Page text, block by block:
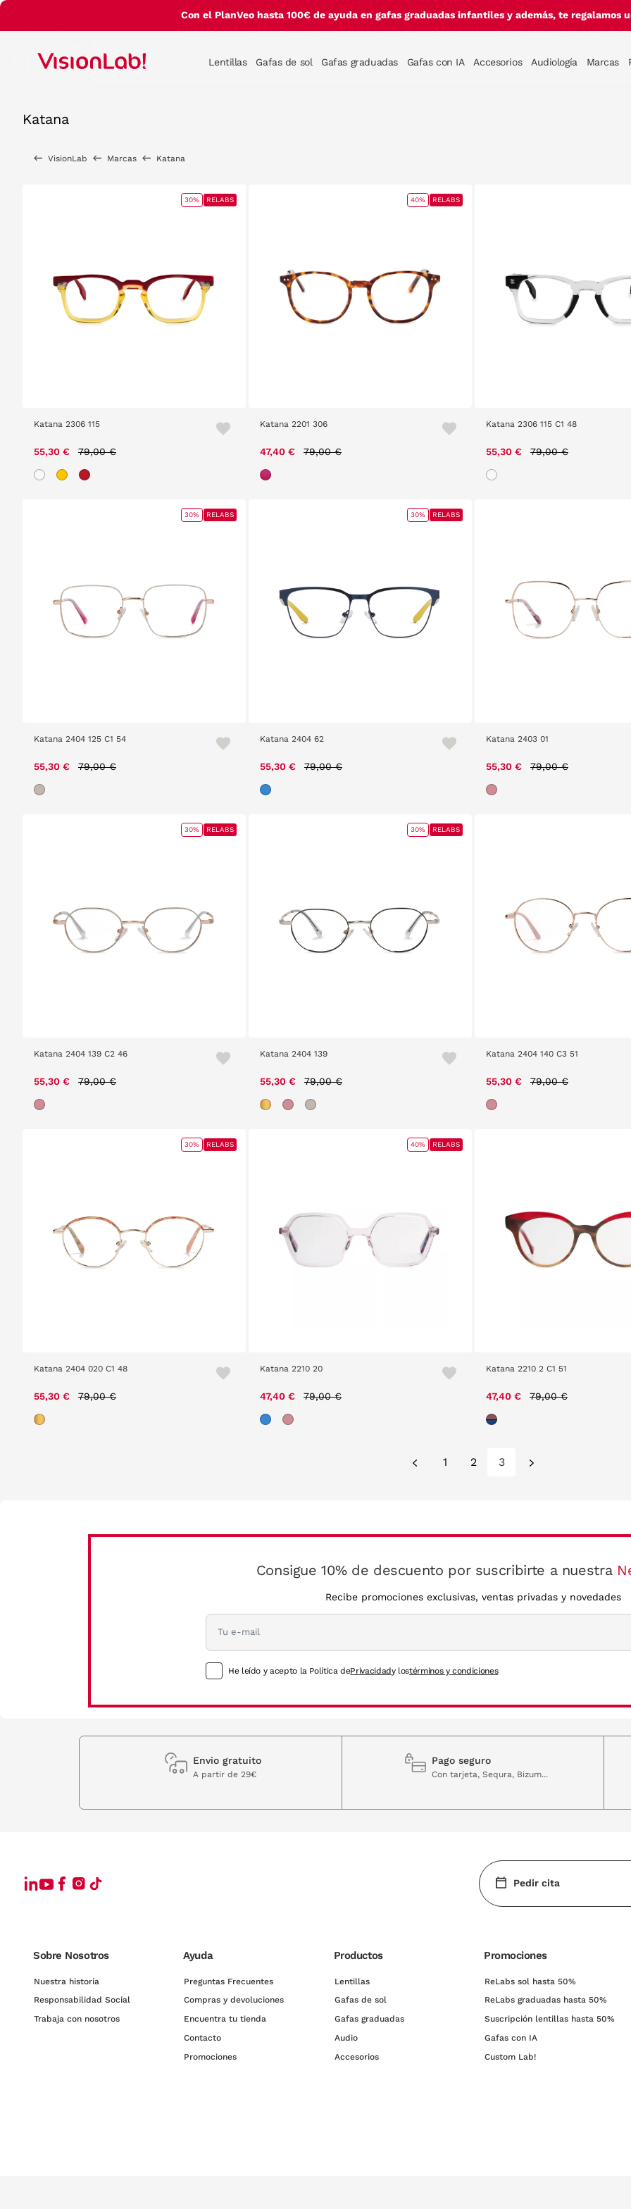
Con el PlanVeo hasta 100€ de ayuda en gafas graduadas infantiles y además, te regalamos
Lentillas Gafas de sol Gafas graduadas Gafas con IA Accesorios Audiología Marcas
Katana
VisionLab Marcas Katana
Katana 2306 115
55,30 € Price reduced from
79,00 €
30% RELABS
Katana 2201 306
47,40 € Price reduced from
79,00 €
40% RELABS
Katana 2306 115 C1 48
55,30 € Price reduced from
79,00 €
Katana 2404 125 C1 54
55,30 € Price reduced from
79,00 €
30% RELABS
Katana 2404 62
55,30 € Price reduced from
79,00 €
30% RELABS
Katana 2403 01
55,30 € Price reduced from
79,00 €
Katana 2404 139 C2 46
55,30 € Price reduced from
79,00 €
30% RELABS
Katana 2404 139
55,30 € Price reduced from
79,00 €
30% RELABS
Katana 2404 140 C3 51
55,30 € Price reduced from
79,00 €
Katana 2404 020 C1 48
55,30 € Price reduced from
79,00 €
30% RELABS
Katana 2210 20
47,40 € Price reduced from
79,00 €
40% RELABS
Katana 2210 2 C1 51
47,40 € Price reduced from
79,00 €
1 2 3
Consigue 10% de descuento por suscribirte a nuestra
Recibe promociones exclusivas, ventas privadas y novedades
He leído y acepto la Política dePrivacidady lostérminos y condiciones
Envio gratuito
A partir de 29€
Pago seguro
Con tarjeta, Sequra, Bizum...
Pedir cita
Sobre Nosotros
Nuestra historia
Responsabilidad Social
Trabaja con nosotros
Ayuda
Preguntas Frecuentes
Compras y devoluciones
Encuentra tu tienda
Contacto
Promociones
Productos
Lentillas
Gafas de sol
Gafas graduadas
Audio
Accesorios
Promociones
ReLabs sol hasta 50%
ReLabs graduadas hasta 50%
Suscripción lentillas hasta 50%
Gafas con IA
Custom Lab!